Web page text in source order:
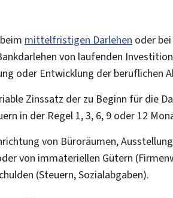
mittelfristigen Darlehen oder
von laufenden
oder Entwicklung der beruflichen
Zinssatz der zu Beginn für die
in der Regel 1, 3, 6, 9 oder 12
von Büroräumen,
von immateriellen Gütern
(Steuern, Sozialabgaben).